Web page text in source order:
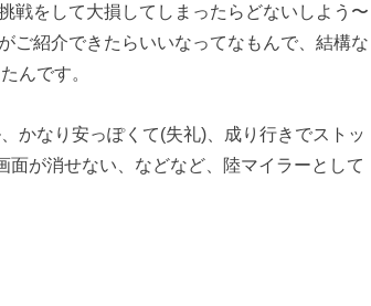
戦をして大損してしまったらどないしよう〜
ご紹介できたらいいなってなもんで、結構な
んです。
かなり安っぽくて(失礼)、成り行きでストッ
が消せない、などなど、陸マイラーとして